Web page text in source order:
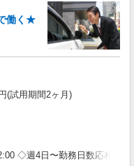
働く★
(試用期間2ヶ月)
◇週4日〜勤務日数応相談